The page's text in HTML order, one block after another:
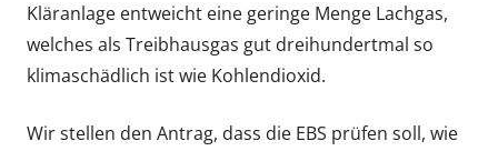
Kläranlage entweicht eine geringe Menge Lachgas,
welches als Treibhausgas gut dreihundertmal so
klimaschädlich ist wie Kohlendioxid.
Wir stellen den Antrag, dass die EBS prüfen soll, wie